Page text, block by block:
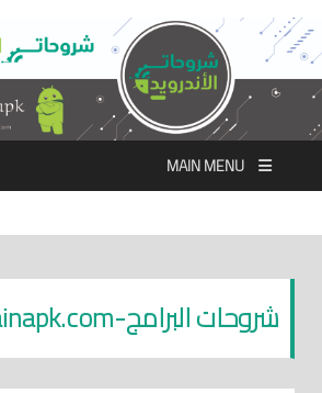
MAIN MENU
شروحات البرامج-explainapk.com